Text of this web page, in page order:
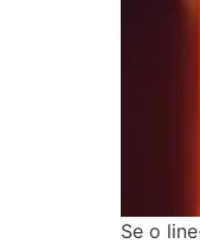
Se o